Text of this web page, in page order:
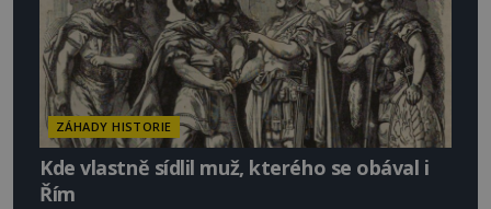
ZÁHADY HISTORIE
Kde vlastně sídlil muž, kterého se obával i
Řím